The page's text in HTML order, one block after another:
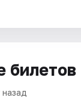
билетов